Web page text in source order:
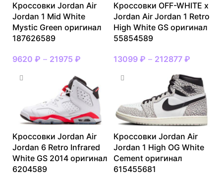
Кроссовки Jordan Air
Jordan 1 Mid White
Mystic Green оригинал
187626589
9620 ₽ – 21975 ₽
Кроссовки OFF-WHITE x
Jordan Air Jordan 1 Retro
High White GS оригинал
55854589
13099 ₽ – 212877 ₽
Кроссовки Jordan Air
Jordan 6 Retro Infrared
White GS 2014 оригинал
6204589
Кроссовки Jordan Air
Jordan 1 High OG White
Cement оригинал
615455681